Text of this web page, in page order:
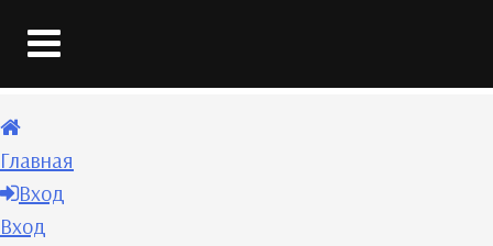
Главная
Вход
Вход